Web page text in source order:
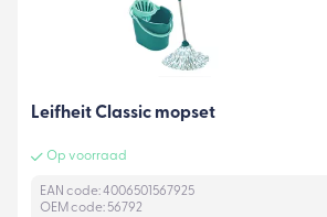
Leifheit Classic mopset
Op voorraad
EAN code: 4006501567925
OEM code: 56792